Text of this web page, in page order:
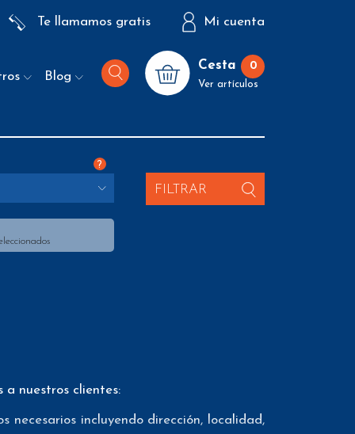
Te llamamos gratis Mi cuenta
Blog
Cesta 0
Ver artículos
?
FILTRAR
nuestros clientes:
necesarios incluyendo dirección, localidad,